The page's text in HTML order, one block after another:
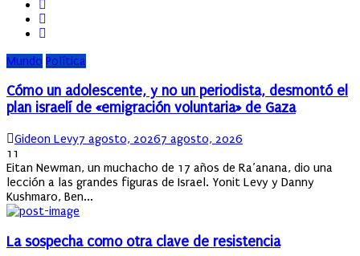
Mundo Política
Cómo un adolescente, y no un periodista, desmontó el
plan israelí de «emigración voluntaria» de Gaza
Author
Gideon LevyPosted
7 agosto, 20267 agosto, 2026
11
Eitan Newman, un muchacho de 17 años de Ra’anana, dio una
lección a las grandes figuras de Israel. Yonit Levy y Danny
Kushmaro, Ben...
La sospecha como otra clave de resistencia